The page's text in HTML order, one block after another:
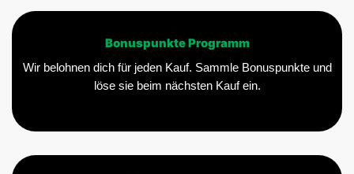
Bonuspunkte Programm
Wir belohnen dich für jeden Kauf. Sammle Bonuspunkte und
löse sie beim nächsten Kauf ein.